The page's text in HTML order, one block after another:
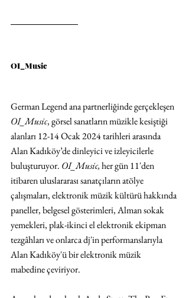
OI_Music
German Legend ana partnerliğinde gerçekleşen
OI_Music, görsel sanatların müzikle kesiştiği
alanları 12-14 Ocak 2024 tarihleri arasında
Alan Kadıköy’de dinleyici ve izleyicilerle
buluşturuyor. OI_Music, her gün 11'den
itibaren uluslararası sanatçıların atölye
çalışmaları, elektronik müzik kültürü hakkında
paneller, belgesel gösterimleri, Alman sokak
yemekleri, plak-ikinci el elektronik ekipman
tezgâhları ve onlarca dj'in performanslarıyla
Alan Kadıköy'ü bir elektronik müzik
mabedine çeviriyor.